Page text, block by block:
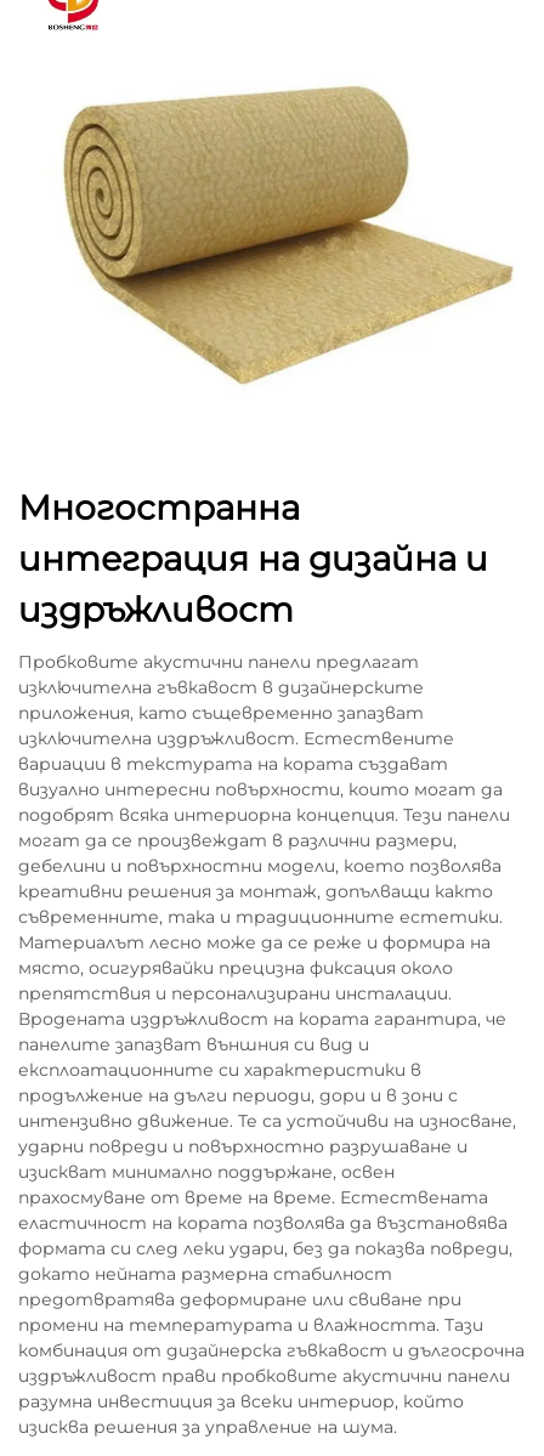
Многостранна
интеграция на дизайна и
издръжливост
Пробковите акустични панели предлагат
изключителна гъвкавост в дизайнерските
приложения, като същевременно запазват
изключителна издръжливост. Естествените
вариации в текстурата на кората създават
визуално интересни повърхности, които могат да
подобрят всяка интериорна концепция. Тези панели
могат да се произвеждат в различни размери,
дебелини и повърхностни модели, което позволява
креативни решения за монтаж, допълващи както
съвременните, така и традиционните естетики.
Материалът лесно може да се реже и формира на
място, осигурявайки прецизна фиксация около
препятствия и персонализирани инсталации.
Вродената издръжливост на кората гарантира, че
панелите запазват външния си вид и
експлоатационните си характеристики в
продължение на дълги периоди, дори и в зони с
интензивно движение. Те са устойчиви на износване,
ударни повреди и повърхностно разрушаване и
изискват минимално поддържане, освен
прахосмуване от време на време. Естествената
еластичност на кората позволява да възстановява
формата си след леки удари, без да показва повреди,
докато нейната размерна стабилност
предотвратява деформиране или свиване при
промени на температурата и влажността. Тази
комбинация от дизайнерска гъвкавост и дългосрочна
издръжливост прави пробковите акустични панели
разумна инвестиция за всеки интериор, който
изисква решения за управление на шума.